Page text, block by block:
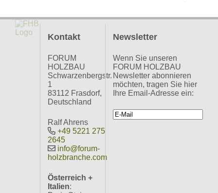
Kontakt
FORUM
HOLZBAU
Schwarzenbergstr.
1
83112 Frasdorf,
Deutschland
Ralf Ahrens
+49 5221 275
2645
info@forum-
holzbranche.com
Österreich +
Italien:
Newsletter
Wenn Sie unseren
FORUM HOLZBAU
Newsletter abonnieren
möchten, tragen Sie hier
Ihre Email-Adresse ein: